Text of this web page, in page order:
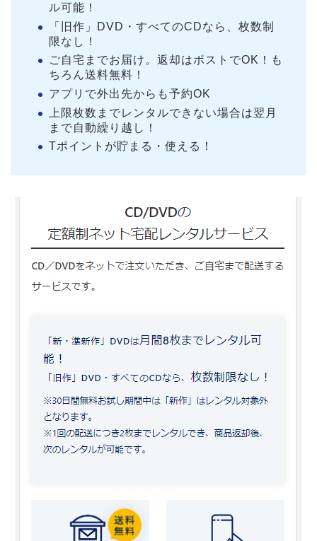
ル可能！
「旧作」DVD・すべてのCDなら、枚数制
限なし！
ご自宅までお届け。返却はポストでOK！も
ちろん送料無料！
アプリで外出先からも予約OK
上限枚数までレンタルできない場合は翌月
まで自動繰り越し！
Tポイントが貯まる・使える！